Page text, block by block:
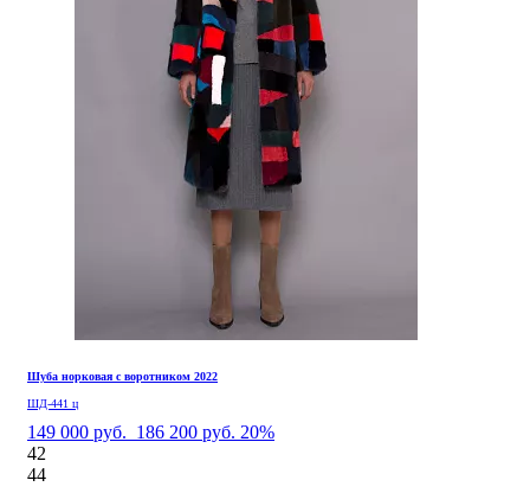
Шуба норковая с воротником 2022
ШД-441 ц
149 000 руб. 186 200 руб. 20%
42
44